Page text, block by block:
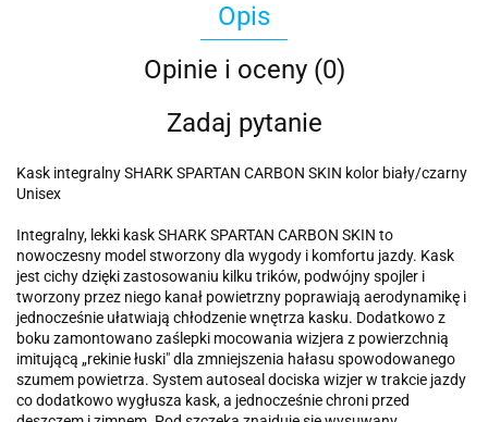
Opis
Opinie i oceny (0)
Zadaj pytanie
Kask integralny SHARK SPARTAN CARBON SKIN kolor biały/czarny
Unisex
Integralny, lekki kask SHARK SPARTAN CARBON SKIN to
nowoczesny model stworzony dla wygody i komfortu jazdy. Kask
jest cichy dzięki zastosowaniu kilku trików, podwójny spojler i
tworzony przez niego kanał powietrzny poprawiają aerodynamikę i
jednocześnie ułatwiają chłodzenie wnętrza kasku. Dodatkowo z
boku zamontowano zaślepki mocowania wizjera z powierzchnią
imitującą „rekinie łuski" dla zmniejszenia hałasu spowodowanego
szumem powietrza. System autoseal dociska wizjer w trakcie jazdy
co dodatkowo wygłusza kask, a jednocześnie chroni przed